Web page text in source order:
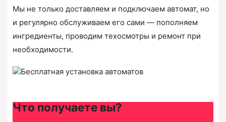
Мы не только доставляем и подключаем автомат, но
и регулярно обслуживаем его сами — пополняем
ингредиенты, проводим техосмотры и ремонт при
необходимости.
Что получаете вы?